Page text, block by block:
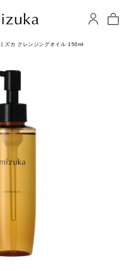
ミズカ クレンジングオイル 150ml